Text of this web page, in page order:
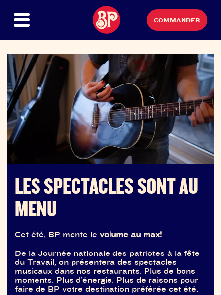
COMMANDER
LES SPECTACLES SONT AU
MENU
Cet été, BP monte le volume au max!
De la Journée nationale des patriotes à la fête
du Travail, on présentera des spectacles
musicaux dans nos restaurants. Plus de bons
moments. Plus d’énergie. Plus de raisons pour
faire de BP votre destination préférée cet été.